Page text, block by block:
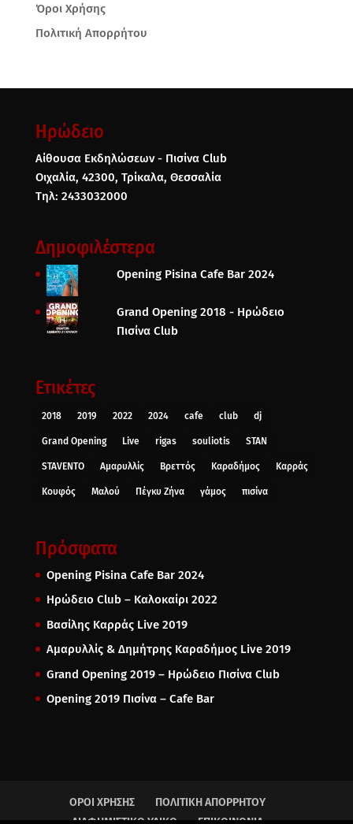
Όροι Χρήσης
Πολιτική Απορρήτου
Ηρώδειο
Αίθουσα Εκδηλώσεων - Πισίνα Club
Οιχαλία, 42300, Τρίκαλα, Θεσσαλία
Τηλ: 2433032000
Δημοφιλέστερα
Opening Pisina Cafe Bar 2024
Grand Opening 2018 - Ηρώδειο
Πισίνα Club
Ετικέτες
2018 2019 2022 2024 cafe club dj
Grand Opening Live rigas souliotis STAN
STAVENTO Αμαρυλλίς Βρεττός Καραδήμος Καρράς
Κουφός Μαλού Πέγκυ Ζήνα γάμος πισίνα
Πρόσφατα
Opening Pisina Cafe Bar 2024
Ηρώδειο Club – Καλοκαίρι 2022
Βασίλης Καρράς Live 2019
Αμαρυλλίς & Δημήτρης Καραδήμος Live 2019
Grand Opening 2019 – Ηρώδειο Πισίνα Club
Opening 2019 Πισίνα – Cafe Bar
ΟΡΟΙ ΧΡΗΣΗΣ
ΠΟΛΙΤΙΚΗ ΑΠΟΡΡΗΤΟΥ